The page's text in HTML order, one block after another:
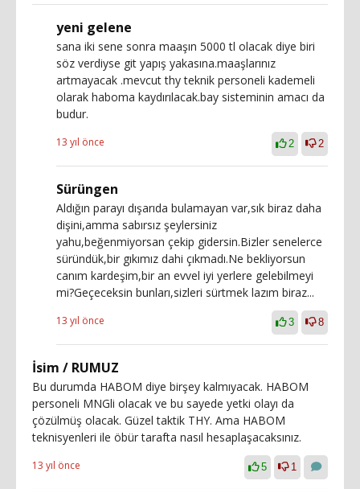
yeni gelene
sana iki sene sonra maaşın 5000 tl olacak diye biri
söz verdiyse git yapış yakasına.maaşlarınız
artmayacak .mevcut thy teknik personeli kademeli
olarak haboma kaydırılacak.bay sisteminin amacı da
budur.
13 yıl önce 2 2
Sürüngen
Aldığın parayı dışarıda bulamayan var,sık biraz daha
dişini,amma sabırsız şeylersiniz
yahu,beğenmiyorsan çekip gidersin.Bizler senelerce
süründük,bir gıkımız dahi çıkmadı.Ne bekliyorsun
canım kardeşim,bir an evvel iyi yerlere gelebilmeyi
mi?Geçeceksin bunları,sizleri sürtmek lazım biraz...
13 yıl önce 3 8
İsim / RUMUZ
Bu durumda HABOM diye birşey kalmıyacak. HABOM
personeli MNGli olacak ve bu sayede yetki olayı da
çözülmüş olacak. Güzel taktik THY. Ama HABOM
teknisyenleri ile öbür tarafta nasıl hesaplaşacaksınız.
13 yıl önce 5 1